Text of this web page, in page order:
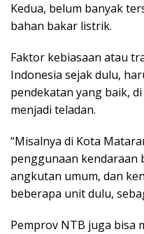
Kedua, belum banyak
bahan bakar listrik.
Faktor kebiasaan atau
Indonesia sejak dulu,
pendekatan yang baik,
menjadi teladan.
“Misalnya di Kota
penggunaan
angkutan umum, dan
beberapa unit dulu,
Pemprov NTB juga bisa